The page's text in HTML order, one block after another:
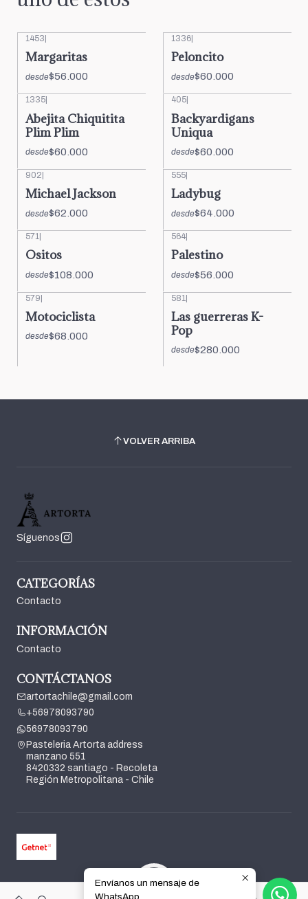
1453
Margaritas
desde$56.000
1336
Peloncito
desde$60.000
1335
Abejita Chiquitita
Plim Plim
desde$60.000
405
Backyardigans
Uniqua
desde$60.000
902|
Michael Jackson
desde$62.000
555|
Ladybug
desde$64.000
571
Ositos
desde$108.000
564
Palestino
desde$56.000
579|
Motociclista
desde$68.000
581 |
Las guerreras K-
Pop
desde$280.000
VOLVER ARRIBA
Síguenos
CATEGORÍAS
Contacto
INFORMACIÓN
Contacto
CONTÁCTANOS
artortachile@gmail.com
+56978093790
56978093790
Pasteleria Artorta address
manzano 551
8420332 santiago - Recoleta
Región Metropolitana - Chile
2026 Pasteleria Artorta.Envíanos un mensaje de
WhatsApp